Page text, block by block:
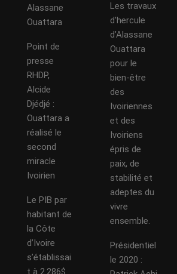
Alassane
Ouattara
Point de
presse
RHDP,
Alcide
Djédjé :
Ouattara a
réalisé le
second
miracle
Ivoirien
Le PIB par
habitant de
la Côte
d’Ivoire
s’établissai
t à 2.286$
Les travaux
d’hercule
d’Alassane
Ouattara
pour le
bien-être
des
Ivoiriennes
et des
Ivoiriens
épris de
paix, de
stabilité et
adeptes du
vivre
ensemble.
Présidentiel
le 2020 :